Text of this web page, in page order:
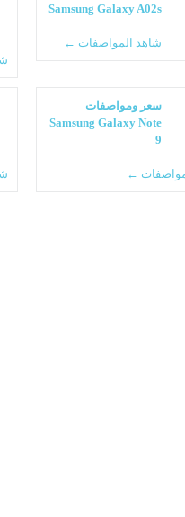
Samsung Galaxy A02s
شاهد المواصفات ←
سعر ومواصفات
Samsung Galaxy Note
9
←